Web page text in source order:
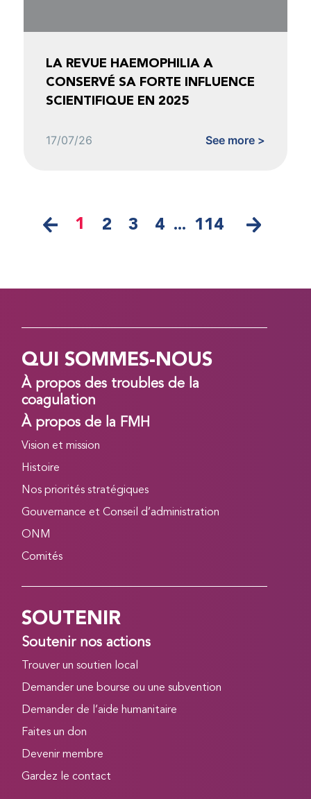
LA REVUE HAEMOPHILIA A
CONSERVÉ SA FORTE INFLUENCE
SCIENTIFIQUE EN 2025
17/07/26 See more >
1 2 3 4 ... 114
QUI SOMMES-NOUS
À propos des troubles de la
coagulation
À propos de la FMH
Vision et mission
Histoire
Nos priorités stratégiques
Gouvernance et Conseil d’administration
ONM
Comités
SOUTENIR
Soutenir nos actions
Trouver un soutien local
Demander une bourse ou une subvention
Demander de l’aide humanitaire
Faites un don
Devenir membre
Gardez le contact